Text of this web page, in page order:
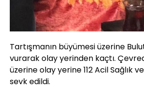
Tartışmanın büyümesi üzerine
vurarak olay yerinden kaçtı.
üzerine olay yerine 112 Acil Sağlık
sevk edildi.